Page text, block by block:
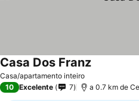
Casa/apartamento inteiro
Casa Dos FranzVer preços
10 Excelente 7 a 0.7 km de